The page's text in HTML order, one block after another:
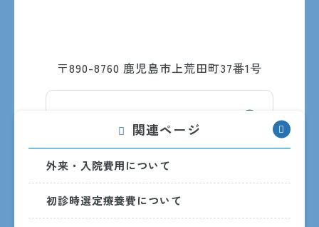
関連ページ
外来・入院費用について
初診時選定療養費について
〒890-8760 鹿児島市上荒田町37番1号
受付時間